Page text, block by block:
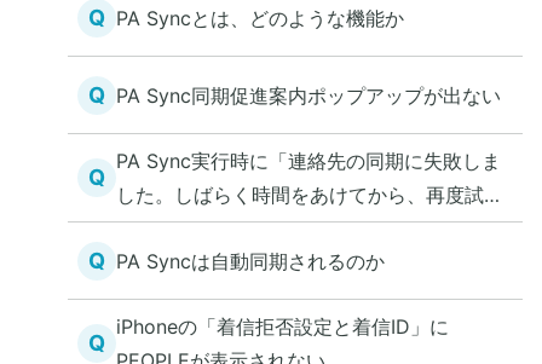
Q PA Syncとは、どのような機能か
Q PA Sync同期促進案内ポップアップが出ない
Q
PA Sync実行時に「連絡先の同期に失敗しま
した。しばらく時間をあけてから、再度試し
てください。」と表示された
Q PA Syncは自動同期されるのか
Q
iPhoneの「着信拒否設定と着信ID」に